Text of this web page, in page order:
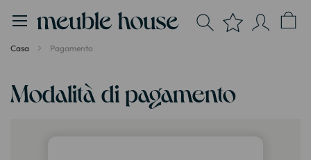
Casa Pagamento
Modalità di pagamento